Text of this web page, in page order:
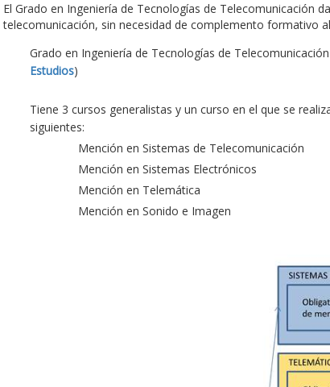
El Grado en Ingeniería de Tecnologías de Telecomunicación
telecomunicación, sin necesidad de complemento formativo
Grado en Ingeniería de Tecnologías de
Estudios)
Tiene 3 cursos generalistas y un curso en el que se
siguientes:
Mención en Sistemas de Telecomunicación
Mención en Sistemas Electrónicos
Mención en Telemática
Mención en Sonido e Imagen